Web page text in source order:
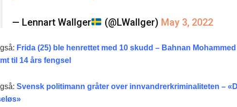
— Lennart Wallger (@LWallger) May 3, 2022
Frida (25) ble henrettet med 10 skudd – Bahnan
til 14 års fengsel
Svensk politimann gråter over innvandrerkriminaliteten –